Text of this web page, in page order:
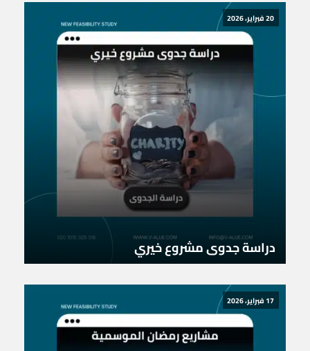
20 فبراير، 2026
دراسة جدوى مشروع خيري
17 فبراير، 2026